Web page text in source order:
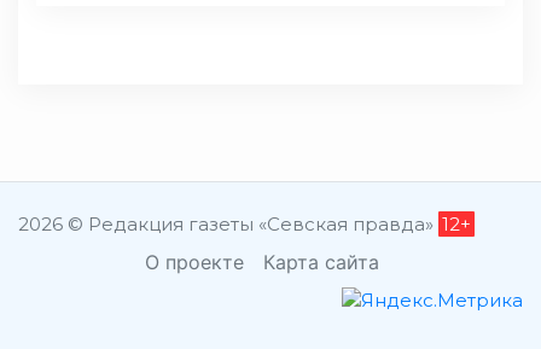
2026 © Редакция газеты «Севская правда» 12+
О проекте Карта сайта